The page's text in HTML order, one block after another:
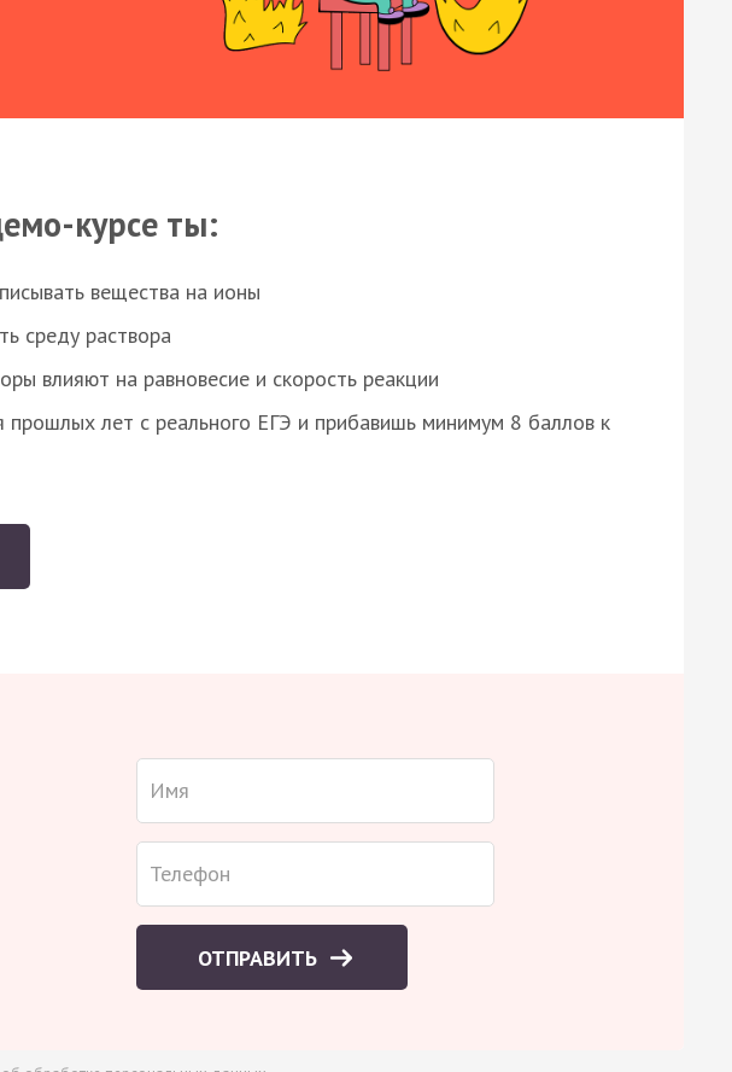
курсе ты:
вещества на ионы
среду раствора
влияют на равновесие и скорость реакции
лет с реального ЕГЭ и прибавишь минимум 8 баллов к
ОТПРАВИТЬ